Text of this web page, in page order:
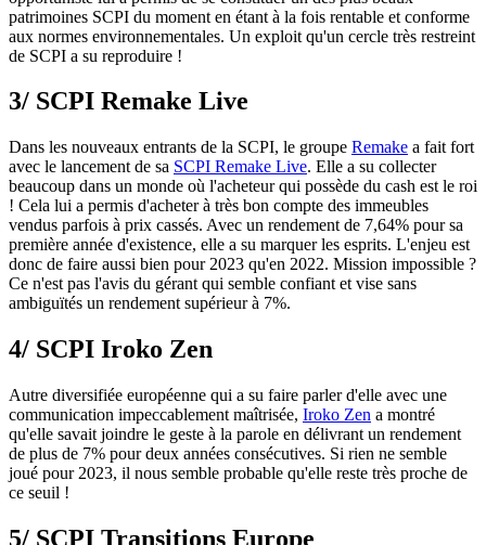
patrimoines SCPI du moment en étant à la fois rentable et conforme
aux normes environnementales. Un exploit qu'un cercle très restreint
de SCPI a su reproduire !
3/ SCPI Remake Live
Dans les nouveaux entrants de la SCPI, le groupe Remake a fait fort
avec le lancement de sa SCPI Remake Live. Elle a su collecter
beaucoup dans un monde où l'acheteur qui possède du cash est le roi
! Cela lui a permis d'acheter à très bon compte des immeubles
vendus parfois à prix cassés. Avec un rendement de 7,64% pour sa
première année d'existence, elle a su marquer les esprits. L'enjeu est
donc de faire aussi bien pour 2023 qu'en 2022. Mission impossible ?
Ce n'est pas l'avis du gérant qui semble confiant et vise sans
ambiguïtés un rendement supérieur à 7%.
4/ SCPI Iroko Zen
Autre diversifiée européenne qui a su faire parler d'elle avec une
communication impeccablement maîtrisée, Iroko Zen a montré
qu'elle savait joindre le geste à la parole en délivrant un rendement
de plus de 7% pour deux années consécutives. Si rien ne semble
joué pour 2023, il nous semble probable qu'elle reste très proche de
ce seuil !
5/ SCPI Transitions Europe